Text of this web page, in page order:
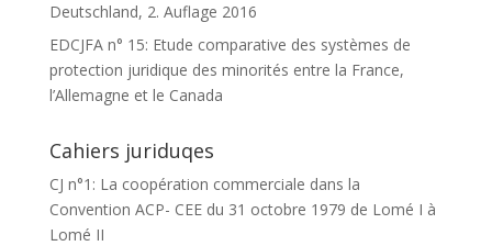
Deutschland, 2. Auflage 2016
EDCJFA n° 15: Etude comparative des systèmes de
protection juridique des minorités entre la France,
l’Allemagne et le Canada
Cahiers juriduqes
CJ n°1: La coopération commerciale dans la
Convention ACP- CEE du 31 octobre 1979 de Lomé I à
Lomé II